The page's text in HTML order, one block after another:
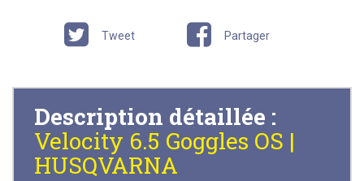
Tweet Partager
Description détaillée :
Velocity 6.5 Goggles OS |
HUSQVARNA